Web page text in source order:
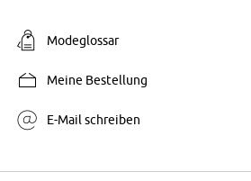
Modeglossar
Meine Bestellung
E-Mail schreiben